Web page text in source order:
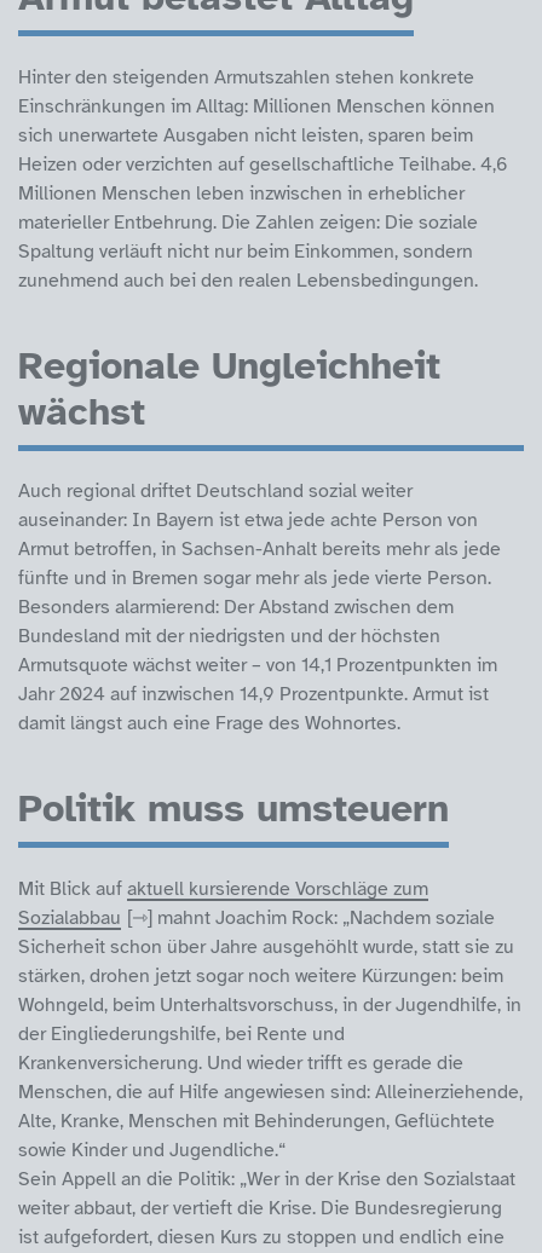
Hinter den steigenden Armutszahlen stehen konkrete
Einschränkungen im Alltag: Millionen Menschen können
sich unerwartete Ausgaben nicht leisten, sparen beim
Heizen oder verzichten auf gesellschaftliche Teilhabe. 4,6
Millionen Menschen leben inzwischen in erheblicher
materieller Entbehrung. Die Zahlen zeigen: Die soziale
Spaltung verläuft nicht nur beim Einkommen, sondern
zunehmend auch bei den realen Lebensbedingungen.
Regionale Ungleichheit
wächst
Auch regional driftet Deutschland sozial weiter
auseinander: In Bayern ist etwa jede achte Person von
Armut betroffen, in Sachsen-Anhalt bereits mehr als jede
fünfte und in Bremen sogar mehr als jede vierte Person.
Besonders alarmierend: Der Abstand zwischen dem
Bundesland mit der niedrigsten und der höchsten
Armutsquote wächst weiter – von 14,1 Prozentpunkten im
Jahr 2024 auf inzwischen 14,9 Prozentpunkte. Armut ist
damit längst auch eine Frage des Wohnortes.
Politik muss umsteuern
Mit Blick auf aktuell kursierende Vorschläge zum
Sozialabbau
mahnt Joachim Rock: „Nachdem soziale
Sicherheit schon über Jahre ausgehöhlt wurde, statt sie zu
stärken, drohen jetzt sogar noch weitere Kürzungen: beim
Wohngeld, beim Unterhaltsvorschuss, in der Jugendhilfe, in
der Eingliederungshilfe, bei Rente und
Krankenversicherung. Und wieder trifft es gerade die
Menschen, die auf Hilfe angewiesen sind: Alleinerziehende,
Alte, Kranke, Menschen mit Behinderungen, Geflüchtete
sowie Kinder und Jugendliche.“
Sein Appell an die Politik: „Wer in der Krise den Sozialstaat
weiter abbaut, der vertieft die Krise. Die Bundesregierung
ist aufgefordert, diesen Kurs zu stoppen und endlich eine